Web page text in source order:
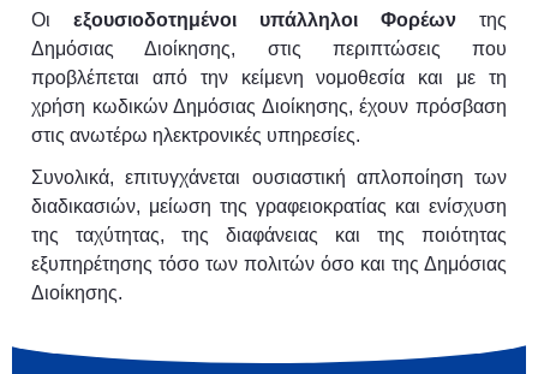
Οι εξουσιοδοτημένοι υπάλληλοι Φορέων της
Δημόσιας Διοίκησης, στις περιπτώσεις που
προβλέπεται από την κείμενη νομοθεσία και με τη
χρήση κωδικών Δημόσιας Διοίκησης, έχουν πρόσβαση
στις ανωτέρω ηλεκτρονικές υπηρεσίες.
Συνολικά, επιτυγχάνεται ουσιαστική απλοποίηση των
διαδικασιών, μείωση της γραφειοκρατίας και ενίσχυση
της ταχύτητας, της διαφάνειας και της ποιότητας
εξυπηρέτησης τόσο των πολιτών όσο και της Δημόσιας
Διοίκησης.